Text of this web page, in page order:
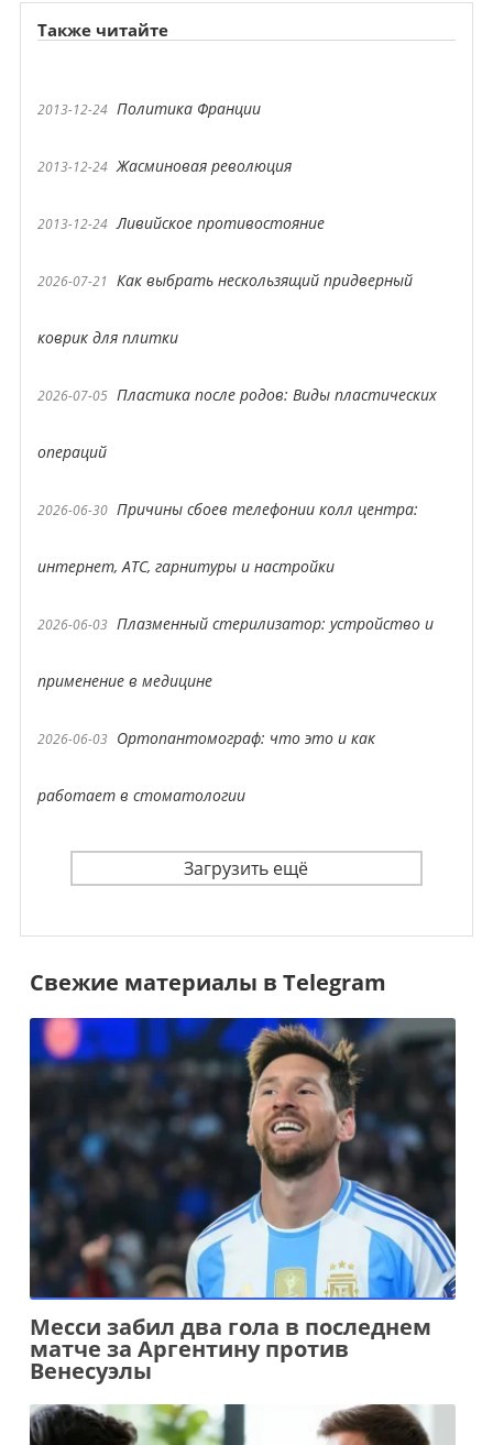
Также читайте
2013-12-24 Политика Франции
2013-12-24 Жасминовая революция
2013-12-24 Ливийское противостояние
2026-07-21 Как выбрать нескользящий придверный
коврик для плитки
2026-07-05 Пластика после родов: Виды пластических
операций
2026-06-30 Причины сбоев телефонии колл центра:
интернет, АТС, гарнитуры и настройки
2026-06-03 Плазменный стерилизатор: устройство и
применение в медицине
2026-06-03 Ортопантомограф: что это и как
работает в стоматологии
Загрузить ещё
Свежие материалы в Telegram
Месси забил два гола в последнем
матче за Аргентину против
Венесуэлы